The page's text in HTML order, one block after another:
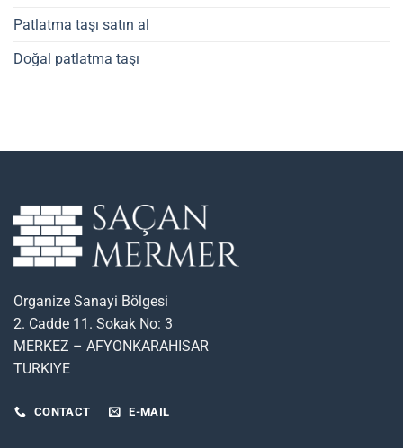
Patlatma taşı satın al
Doğal patlatma taşı
Organize Sanayi Bölgesi
2. Cadde 11. Sokak No: 3
MERKEZ – AFYONKARAHISAR
TURKIYE
CONTACT E-MAIL